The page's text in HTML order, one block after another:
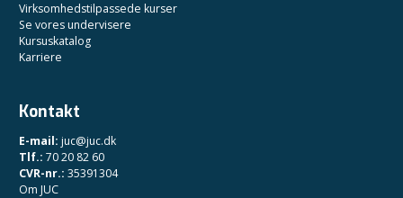
Virksomhedstilpassede kurser
Se vores undervisere
Kursuskatalog
Karriere
Kontakt
E-mail: juc@juc.dk
Tlf.: 70 20 82 60
CVR-nr.: 35391304
Om JUC